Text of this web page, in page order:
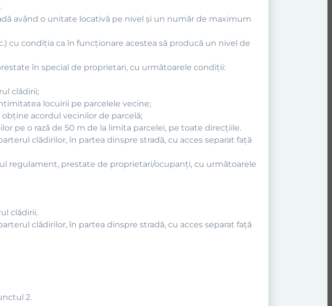
având o unitate locativă pe nivel şi un număr de maximum
cu condiţia ca în funcţionare acestea să producă un nivel de
în special de proprietari, cu următoarele condiţii:
clădirii;
locuirii pe parcelele vecine;
acordul vecinilor de parcelă;
pe o rază de 50 m de la limita parcelei, pe toate direcţiile.
clădirilor, în partea dinspre stradă, cu acces separat faţă
regulament, prestate de proprietari/ocupanţi, cu următoarele
clădirii.
clădirilor, în partea dinspre stradă, cu acces separat faţă
2.